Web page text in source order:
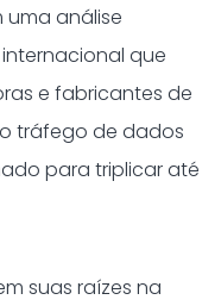
uma análise
que
e fabricantes de
tráfego de dados
para triplicar até
suas raízes na